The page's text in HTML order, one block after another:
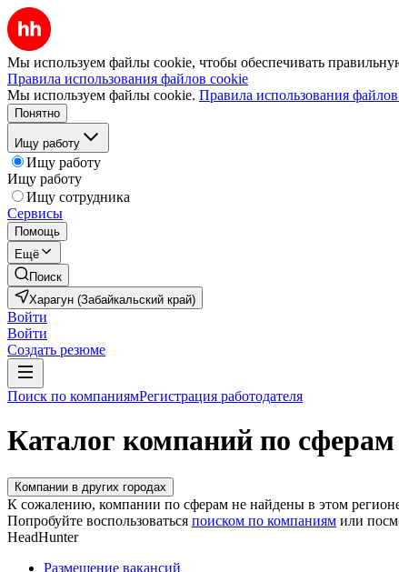
Мы используем файлы cookie, чтобы обеспечивать
Правила использования файлов cookie
Мы используем файлы cookie. Правила использования
Понятно
Ищу работу
Ищу работу
Ищу работу
Ищу сотрудника
Сервисы
Помощь
Ещё
Поиск
Харагун (Забайкальский край)
Войти
Войти
Создать резюме
Поиск по компаниямРегистрация работодателя
Каталог компаний по
Компании в других городах
К сожалению, компании по сферам не найдены в этом
Попробуйте воспользоваться поиском по компаниям или
HeadHunter
Размещение вакансий